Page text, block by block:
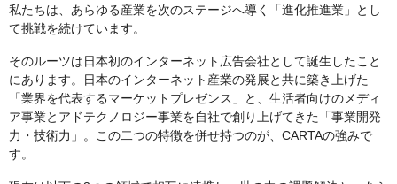
私たちは、あらゆる産業を次のステージへ導く「進化推進業」とし
て挑戦を続けています。
そのルーツは日本初のインターネット広告会社として誕生したこと
にあります。日本のインターネット産業の発展と共に築き上げた
「業界を代表するマーケットプレゼンス」と、生活者向けのメディ
ア事業とアドテクノロジー事業を自社で創り上げてきた「事業開発
力・技術力」。この二つの特徴を併せ持つのが、CARTAの強みで
す。